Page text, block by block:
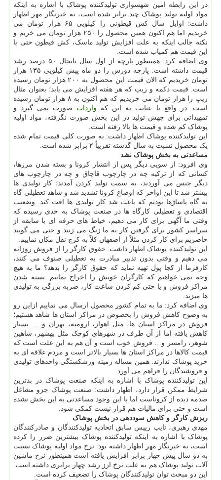
در این رابطه امین شهسواری تولیدکننده پوشاک با اشاره به اینکه
مواد اولیه تولید پوشاک چند برابر شده است، به خبرنگار مهر اظهار
داشت: اوایل سال کش قیطونی را کیلویی ۶۵ هزار تومان می
خریدیم اما هم اکنون همین محصول را ۲۵۰ هزار تومان می خریم و
نکته جالب اینکه به علت افزایش تولید ماسک، کش قیطون حتی با
این قیمت هم کمیاب شده است.
وی اضافه کرد: همینطور پارچه از اول سال تابحال ۵۰ درصد رشد
قیمت داشته است. پارچه دورس را دو ماه پیش کیلویی ۱۳۵ هزار
تومان خریدیم که الان قیمت این محصول به ۲۰۰ هزار تومان رسیده
است. قیمت دکمه و زیپ که هر هفته افزایش می یابد؛ بعنوان مثال
زیپ را هزار تومان می خریدیم که هم اکنون به ۸ هزار تومان رسیده
است. در واقع با عنایت به این که واردات صورت نمی گیرد و
تمهیداتی برای جهش تولید در این بخش صورت نگرفته، مواد اولیه
پوشاک کم شده و قیمت ها بالا رفته است.
این تولیدکننده پوشاک اظهار داشت: به صورت کلی قیمت تمام شده
یک محصول نسبت به سال گذشته تقریباً ۲ برابر شده است.
مساعدتی به بخش پوشاک نشد
وی افزود: از سویی دیگر پس از انتشار کرونا و بسته شدن مرزها،
کسانی که از ترکیه چه در چارچوب قاچاق و چه در چارچوب های
دیگر جنس می آوردند، به سمت تولید کردن آمدند؛ کار تولیدی ها
بیشتر شد تا این اواخر که اوضاع کرونا تشدید شد و شاهد تعطیلی گاه
به گاه پاساژها بودیم که باعث شد کار تولیدی ها افت کند. وضعیت
اقتصادی و تعطیلی کارگاه ها در صنعت پوشاک به حدی رسیده که
وقتی ما آگهی برای کار می دهیم، خیاط های حرفه ای با سابقه از
سراسر کشور برای گرفتن کار به ما زنگ می زنند و حتی می گویند
حاضریم برای کار کردن مثلاً از اصفهان کلاً به کرج نقل مکان نماییم.
این تولیدکننده پوشاک اظهار داشت: حقوق کارگر را از فروش روزانه
می دهیم و وقتی بدون تدبیر مبادرت به تعطیلی صنوف می کنند،
کارفرما از کجا پول تهیه نماید که حقوق کارگر را بدهد؟ ما به هیچ
وجه نمی خواهیم که کارگران خویش را اخراج نماییم. بسته شدن
مراکز فروش و یا حتی کم کردن ساعت کار، ضربه بزرگی به تولیدی
ها میزند.
وی اضافه کرد: ما به تمام کشور محصول ارسال می نماییم ازاین رو
به وضوح کاهش فروش را بخصوص در مراکز استان ها شاهد هستیم؛
فروش در مراکز استان ها، مثل اهواز، ارومیه، تهران و … بسیار
کاهش یافته اما از آن طرف در شهرهای کوچک مثل بهشهر، شاهین
شوهر، رامسر و… فروش خوب است و آن هم به این علت است که
قیمت کالاها در مراکز استان ها بسیار بالاتر است و مردم علاقه ای به
خرید پوشاک ندارند. همین مساله زمینه ورشکستگی واحدهای تولیدی
و فروشندگان را فراهم می آورد.
این تولیدکننده پوشاک با اشاره به اینکه صنعت پوشاک در بدترین
شرایط ممکن قرار دارد، اظهار داشت: صنعت پوشاک جزو مشاغل
صدمه دیده از کروناست اما با این وجود مساعدتی به این بخش نشده
است و حتی برای مالیات هم قرار نیست کمکی شود.
ریزش کارگر و کاهش سوددهی در بخش پوشاک
مهدی رهبری، نایب رییس سابق اتحادیه تولیدکنندگان و صادرکنندگان
پوشاک با اشاره به اینکه تولیدکننده پوشاک بیشترین ضرر را کرده
است، به خبرنگار مهر اظهار داشته بود: نرخ مواد اولیه پوشاک نسبت
به دو سال پیش چهار برابر افزایش یافته است همینطور نرخ ماشین
آلات تولید پوشاک هم به علت نرخ ارز رشد چهار برابری داشته است.
این دو مبحث توان تولیدکنندگان پوشاک را تضعیف کرده است.